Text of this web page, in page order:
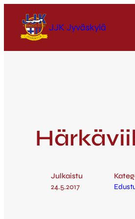
JJK Jyväskylä
Julkaistu
24.5.2017